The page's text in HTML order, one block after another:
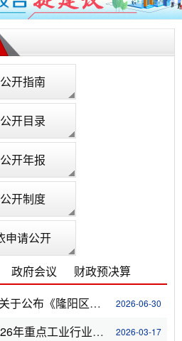
公开指南
公开目录
公开年报
公开制度
申请公开
政府会议 财政预决算
2026-06-30
隆阳区人民政府办公室关于公布《隆阳区行政审批中介服务事项目录（2026年6月修订）》的通知
2026-03-17
隆阳区人民政府关于2026年重点工业行业技术方面落后产能摸底排查情况公示